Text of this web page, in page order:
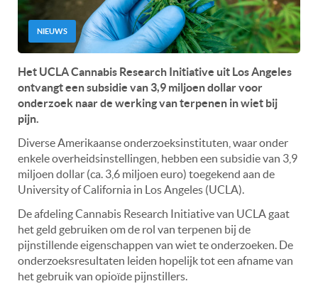
NIEUWS
Het UCLA Cannabis Research Initiative uit Los Angeles
ontvangt een subsidie ​​van 3,9 miljoen dollar voor
onderzoek naar de werking van terpenen in wiet bij
pijn.
Diverse Amerikaanse onderzoeksinstituten, waar onder
enkele overheidsinstellingen, hebben een subsidie ​​van 3,9
miljoen dollar (ca. 3,6 miljoen euro) toegekend aan de
University of California in Los Angeles (UCLA).
De afdeling Cannabis Research Initiative van UCLA gaat
het geld gebruiken om de rol van terpenen bij de
pijnstillende eigenschappen van wiet te onderzoeken. De
onderzoeksresultaten leiden hopelijk tot een afname van
het gebruik van opioïde pijnstillers.